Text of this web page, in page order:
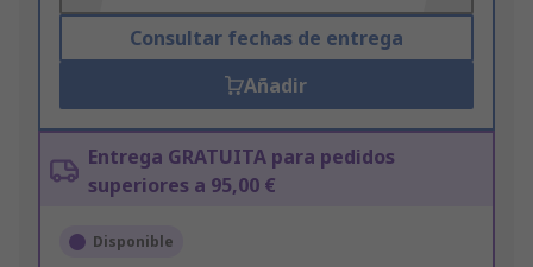
Consultar fechas de entrega
Añadir
Entrega GRATUITA para pedidos
superiores a 95,00 €
Disponible